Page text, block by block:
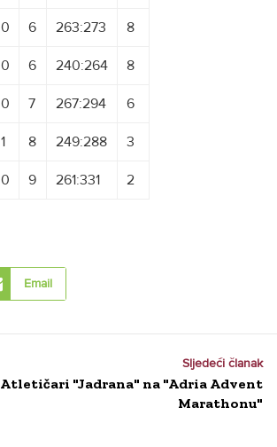
0 6 263:273 8
0 6 240:264 8
0 7 267:294 6
1 8 249:288 3
0 9 261:331 2
Email
Sljedeći članak
Atletičari "Jadrana" na "Adria Advent
Marathonu"